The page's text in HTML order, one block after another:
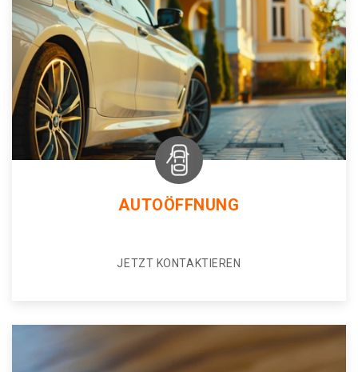
AUTOÖFFNUNG
JETZT KONTAKTIEREN